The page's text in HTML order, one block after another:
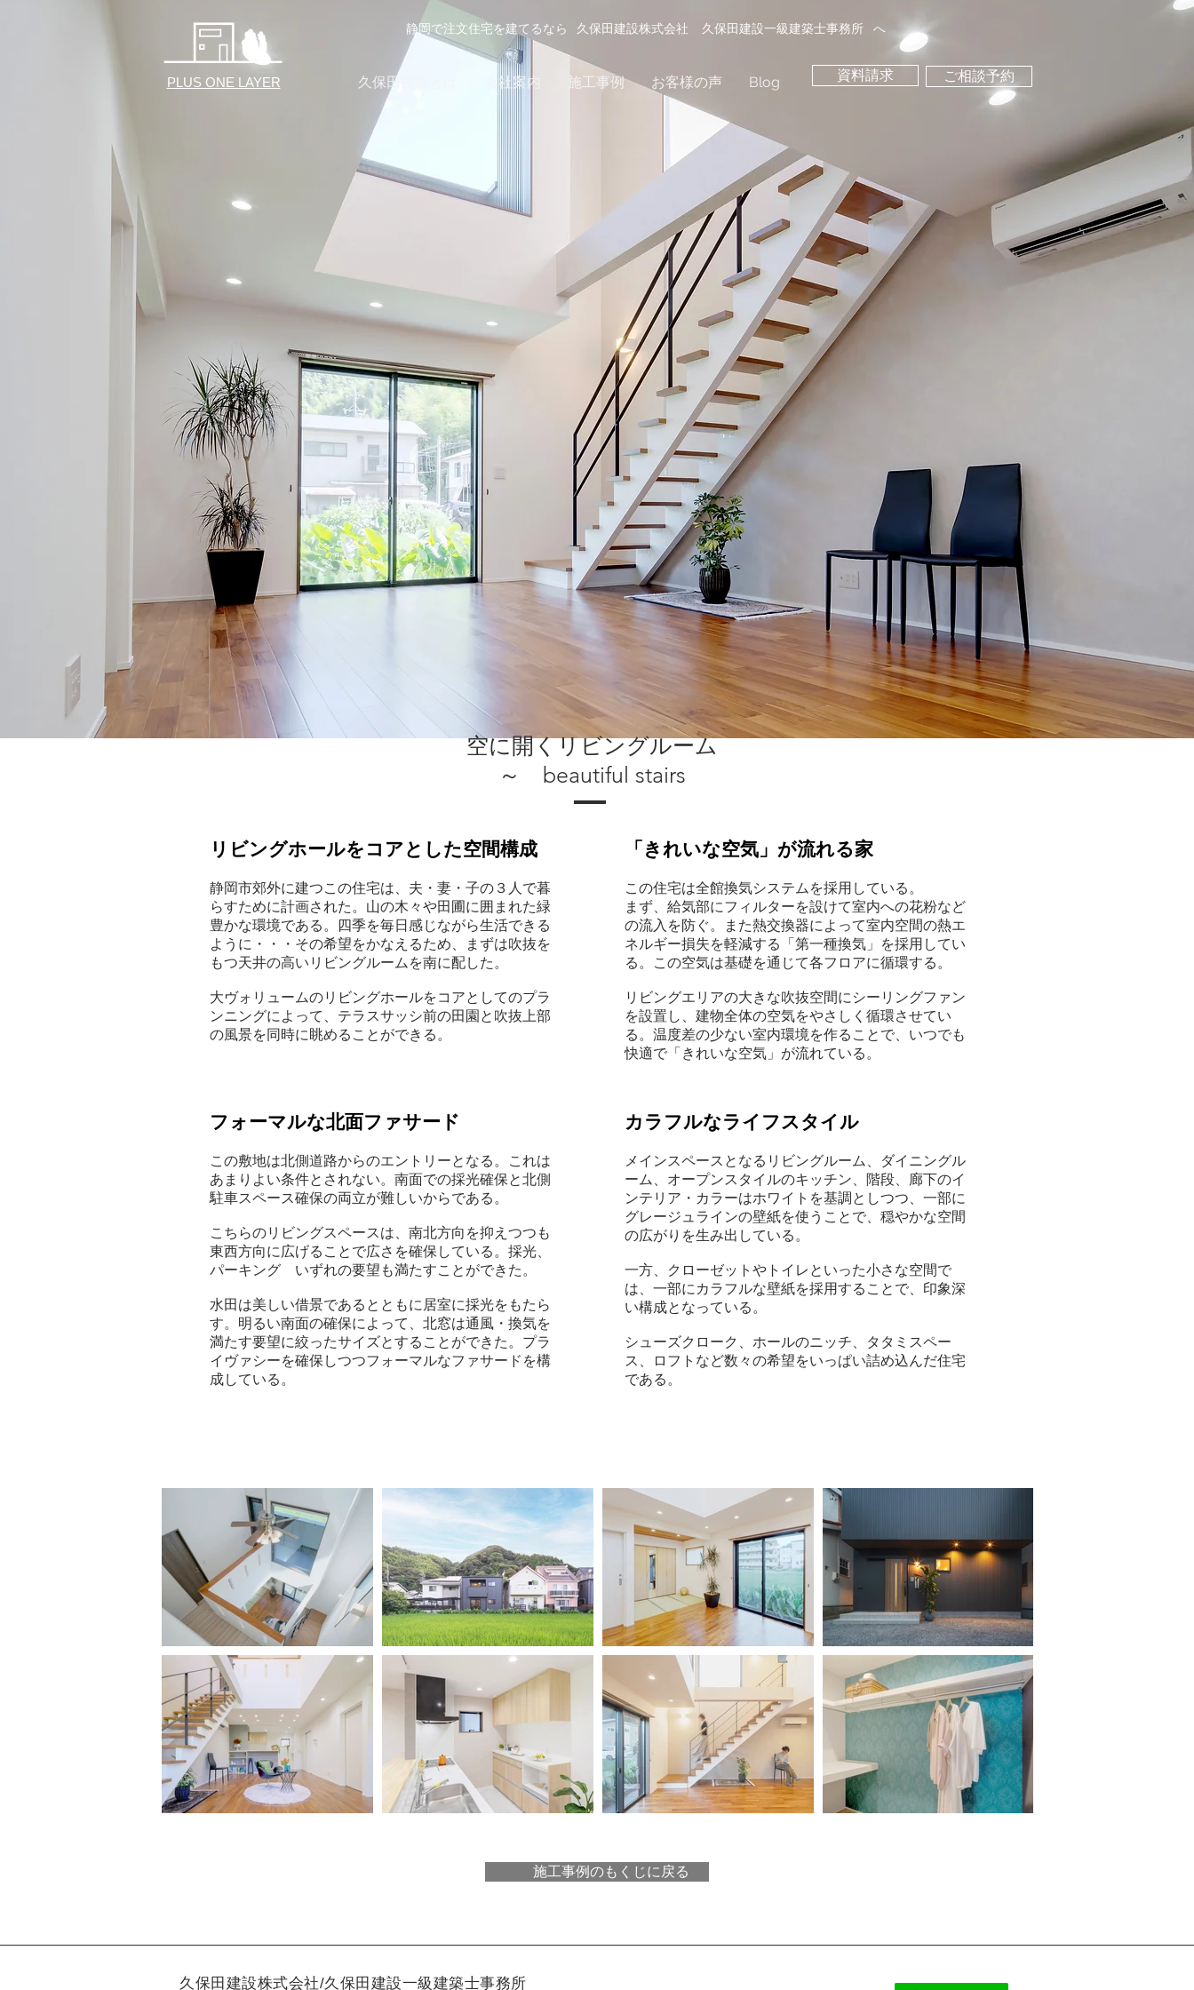
PLUS ONE LAYER
静岡で注文住宅を建てるなら 久保田建設株式会社 久保田建設一級建築士事務所 へ
久保田建設とは 会社案内 施工事例 お客様の声 Blog 資料請求 ご相談予約
空に開くリビングルーム
～ beautiful stairs
リビングホールをコアとした空間構成
静岡市郊外に建つこの住宅は、夫・妻・子の３人で暮
らすために計画された。山の木々や田圃に囲まれた緑
豊かな環境である。四季を毎日感じながら生活できる
ように・・・その希望をかなえるため、まずは吹抜を
もつ天井の高いリビングルームを南に配した。
大ヴォリュームのリビングホールをコアとしてのプラ
ンニングによって、テラスサッシ前の田園と吹抜上部
の風景を同時に眺めることができる。
「きれいな空気」が流れる家
この住宅は全館換気システムを採用している。
まず、給気部にフィルターを設けて室内への花粉など
の流入を防ぐ。また熱交換器によって室内空間の熱エ
ネルギー損失を軽減する「第一種換気」を採用してい
る。この空気は基礎を通じて各フロアに循環する。
リビングエリアの大きな吹抜空間にシーリングファン
を設置し、建物全体の空気をやさしく循環させてい
る。温度差の少ない室内環境を作ることで、いつでも
快適で「きれいな空気」が流れている。
フォーマルな北面ファサード
この敷地は北側道路からのエントリーとなる。
これは
あまりよい条件とされない。南面での採光確保と北側
駐車スペース確保の両立が難しいからである。
こちらのリビングスペースは、南北方向 を抑え つつも
東西方向に広げることで広さを確保している。採光、
パーキング いずれの要望も満たすことができた。
水田は美しい借景であるとともに居室に採光をもたら
す。明るい南面の確保によって、北窓は通風・換気を
満たす要望に絞ったサイズとすることができた。プラ
イヴァシーを確保しつつフォーマルなファサードを構
成している。
カラフルなライフスタイル
メインスペースとなるリビングルーム、ダイニングル
ーム、オープンスタイルのキッチン、階段、廊下のイ
ンテリア・カラーはホワイトを基調としつつ、一部に
グレージュラインの壁紙を使うことで、穏やかな空間
の広がりを生み出している。
一方、クローゼットやトイレといった小さな空間で
は、一部にカラフルな壁紙を採用することで、印象深
い構成となっている。
シューズクローク、ホールのニッチ、タタミスペー
ス、ロフトなど数々の希望をいっぱい詰め込んだ住宅
である。
施工事例のもくじに戻る
久保田建設株式会社/久保田建設一級建築士事務所